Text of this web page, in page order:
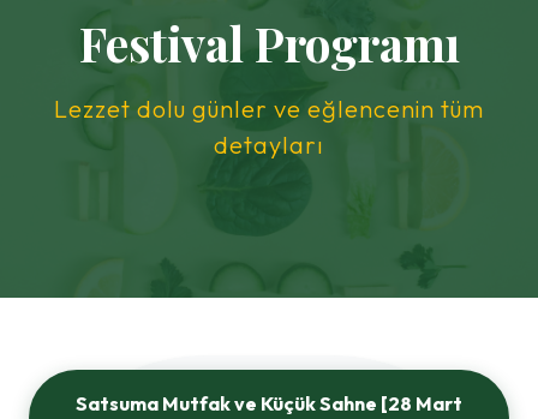
Festival Programı
Lezzet dolu günler ve eğlencenin tüm
detayları
Satsuma Mutfak ve Küçük Sahne [28 Mart